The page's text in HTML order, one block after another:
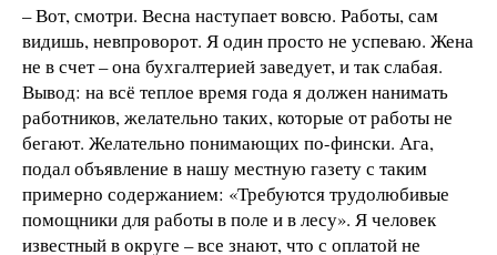
– Вот, смотри. Весна наступает вовсю. Работы, сам
видишь, невпроворот. Я один просто не успеваю. Жена
не в счет – она бухгалтерией заведует, и так слабая.
Вывод: на всё теплое время года я должен нанимать
работников, желательно таких, которые от работы не
бегают. Желательно понимающих по-фински. Ага,
подал объявление в нашу местную газету с таким
примерно содержанием: «Требуются трудолюбивые
помощники для работы в поле и в лесу». Я человек
известный в округе – все знают, что с оплатой не